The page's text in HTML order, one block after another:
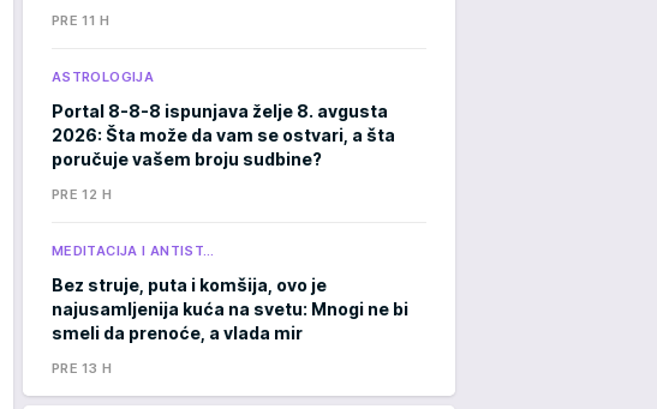
PRE 11 H
ASTROLOGIJA
Portal 8-8-8 ispunjava želje 8. avgusta
2026: Šta može da vam se ostvari, a šta
poručuje vašem broju sudbine?
PRE 12 H
MEDITACIJA I ANTIST…
Bez struje, puta i komšija, ovo je
najusamljenija kuća na svetu: Mnogi ne bi
smeli da prenoće, a vlada mir
PRE 13 H